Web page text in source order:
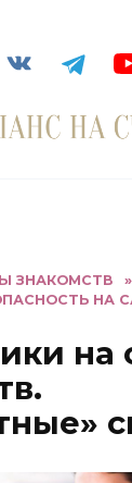
ЗНАКОМСТВ »
НА
на